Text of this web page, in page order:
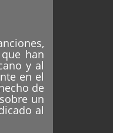
han
y al
en el
de
un
al